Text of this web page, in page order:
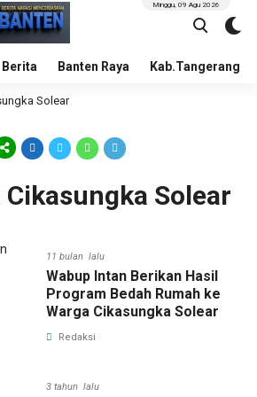
Berita Banten Raya Kab.Tangerang
Minggu, 09 Agu 2026
Solear
Cikasungka Solear
11 bulan lalu
Wabup Intan Berikan Hasil
Program Bedah Rumah ke
Warga Cikasungka Solear
Redaksi
3 tahun lalu